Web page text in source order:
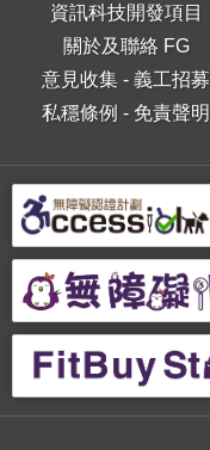
資訊科技開發項目
關於及聯絡 FG
意見收集 -義工招募
私穩條例 - 免責聲明